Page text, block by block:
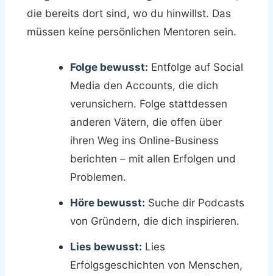
die bereits dort sind, wo du hinwillst. Das
müssen keine persönlichen Mentoren sein.
Folge bewusst: Entfolge auf Social
Media den Accounts, die dich
verunsichern. Folge stattdessen
anderen Vätern, die offen über
ihren Weg ins Online-Business
berichten – mit allen Erfolgen und
Problemen.
Höre bewusst: Suche dir Podcasts
von Gründern, die dich inspirieren.
Lies bewusst: Lies
Erfolgsgeschichten von Menschen,